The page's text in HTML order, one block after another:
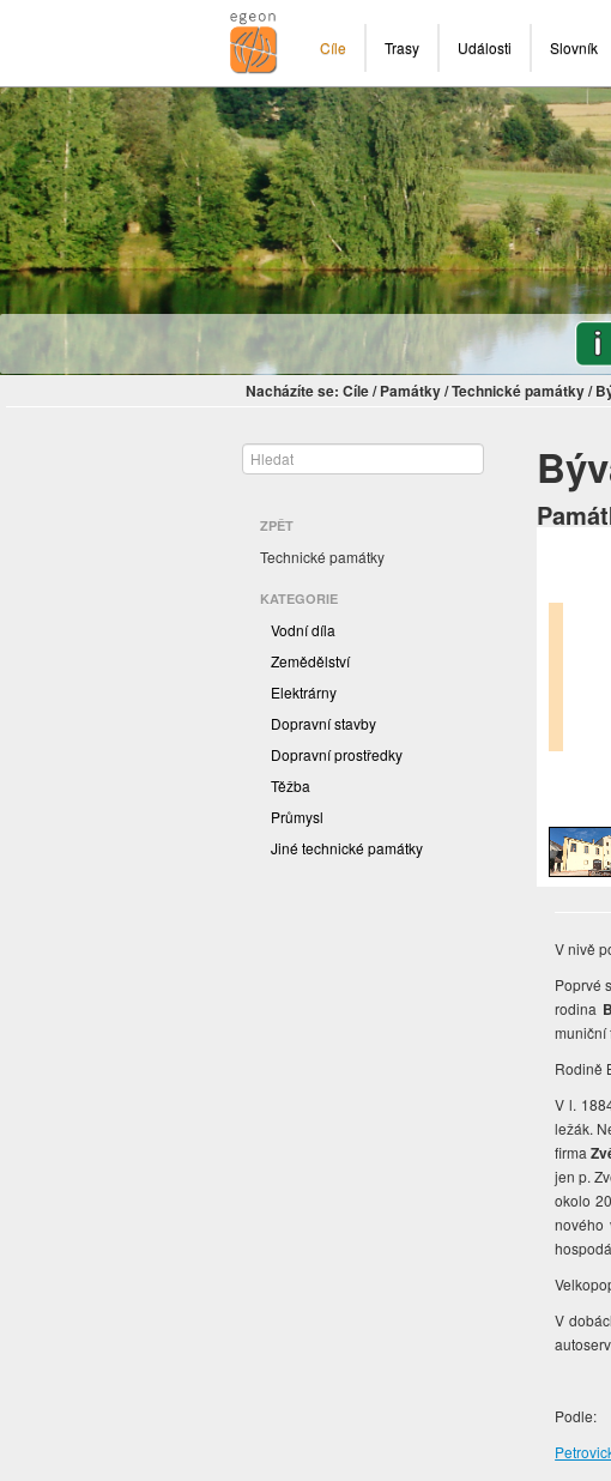
Cíle Trasy Události Slovník
Nacházíte se: Cíle/ Památky/Technické památky/
ZPĚT
Technické památky
KATEGORIE
Vodní díla
Zemědělství
Elektrárny
Dopravní stavby
Dopravní prostředky
Těžba
Průmysl
Jiné technické památky
V nivě
Poprvé
rodina
muniční
Rodině
V l.
ležák.
firma
jen p.
okolo
nového
V
Podle: